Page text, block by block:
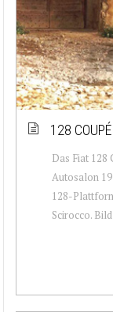
128 COUPÉ
Das Fiat 128
Autosalon
128-
Scirocco.